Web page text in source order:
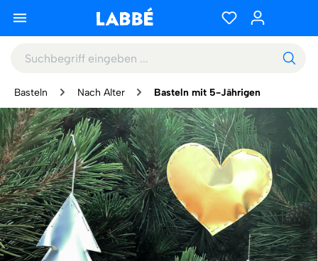
Basteln Nach Alter Basteln mit 5-Jährigen